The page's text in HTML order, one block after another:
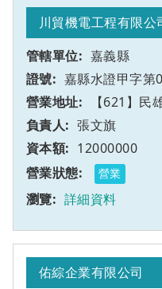
川貿機電工程有限公
嘉義縣
嘉縣水證甲字第
【621】民
張文旗
12000000
營業
詳細資料
佑綜企業有限公司